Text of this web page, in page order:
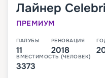
Лайнер
ПРЕМИУМ
ПАЛУБЫ
11
РЕНОВАЦИЯ
2018
ВМЕСТИМОСТЬ (ЧЕЛОВЕК)
3373